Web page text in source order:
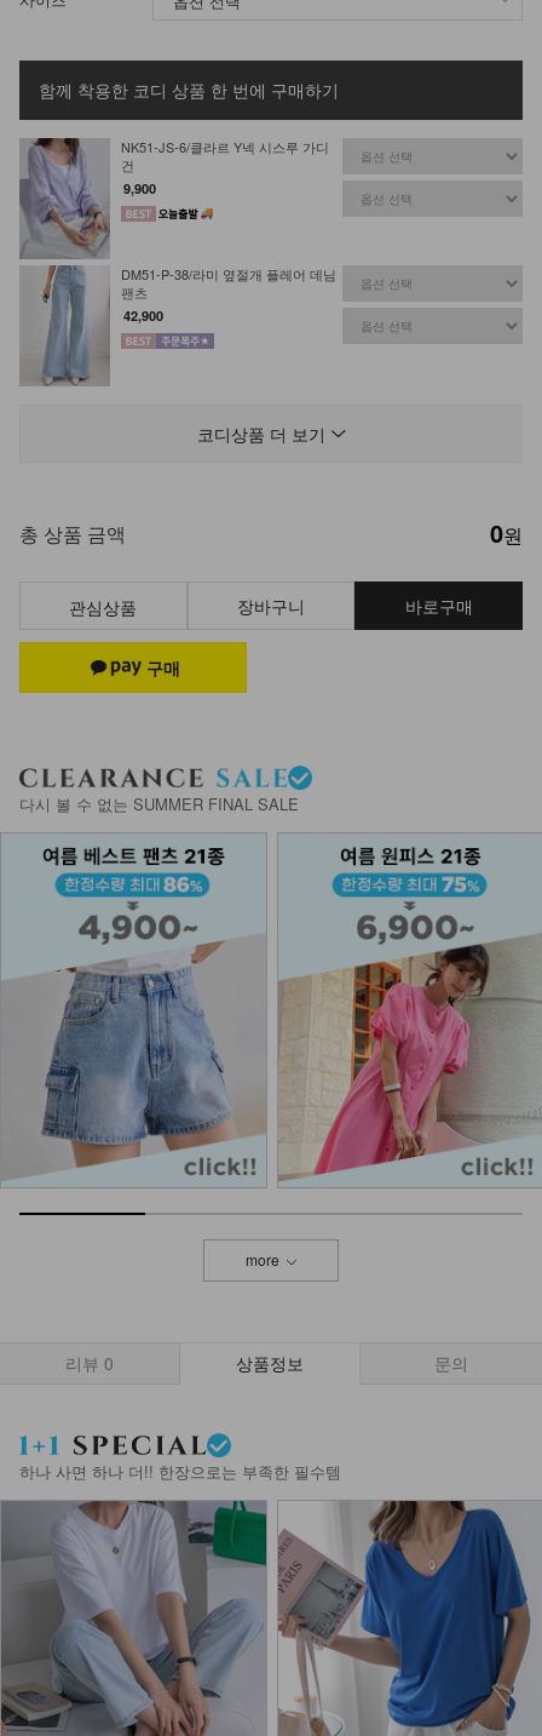
함께 착용한 코디 상품 한 번에 구매하기
NK51-JS-6/클라르 Y넥 시스루 가디
건
9,900
DM51-P-38/라미 옆절개 플레어 데님
팬츠
42,900
코디상품 더 보기
총 상품 금액 0원
관심상품 장바구니 바로구매
다시 볼 수 없는 SUMMER FINAL SALE
more
리뷰 0 상품정보 문의
하나 사면 하나 더!! 한장으로는 부족한 필수템